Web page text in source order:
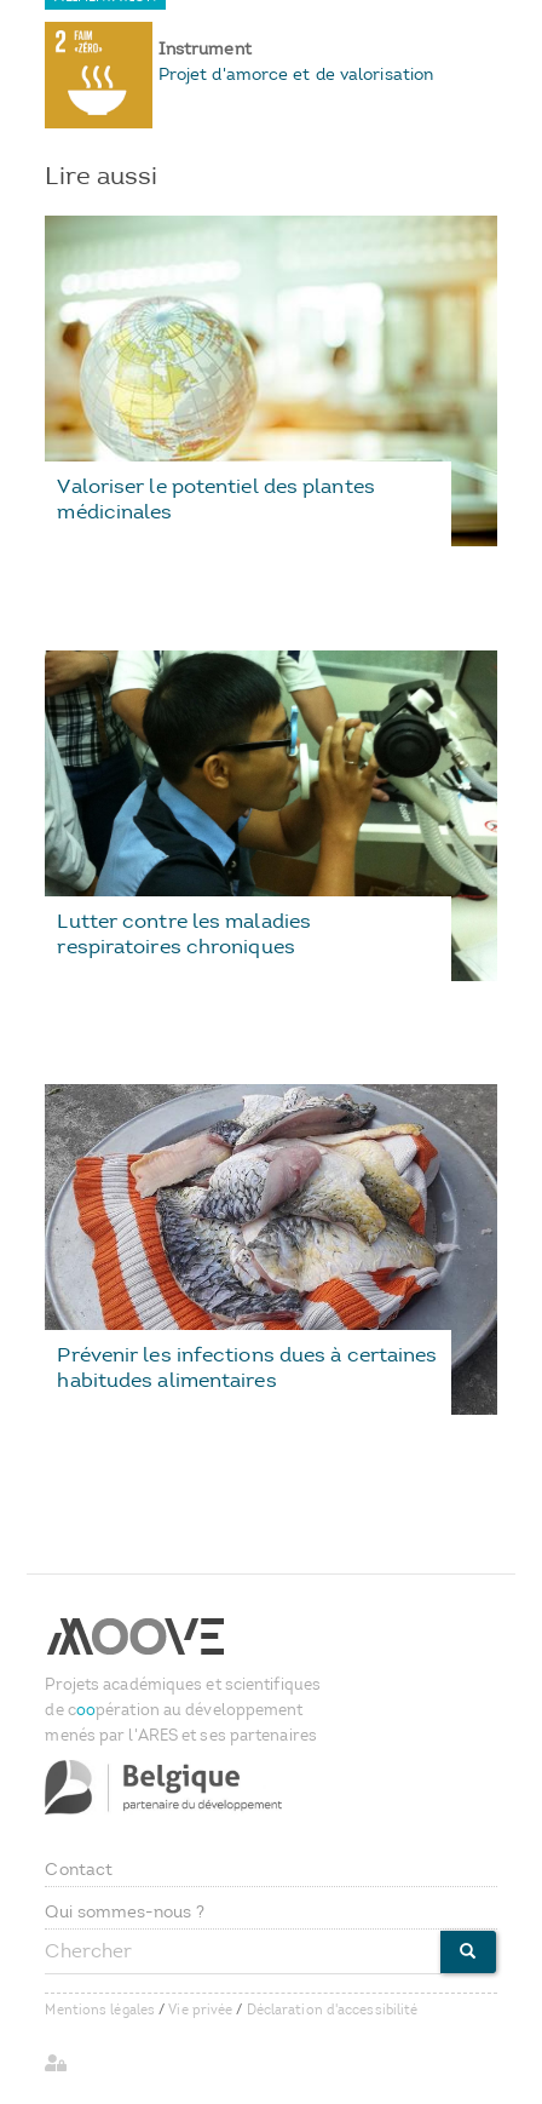
Instrument
Projet d'amorce et de valorisation
Lire aussi
Valoriser le potentiel des plantes
médicinales
Lutter contre les maladies
respiratoires chroniques
Prévenir les infections dues à certaines
habitudes alimentaires
Projets académiques et scientifiques
de coopération au développement
menés par l'ARES et ses partenaires
Footer
menu
Contact
Qui sommes-nous ?
Chercher
Mentions légales / Vie privée / Déclaration d'accessibilité
User